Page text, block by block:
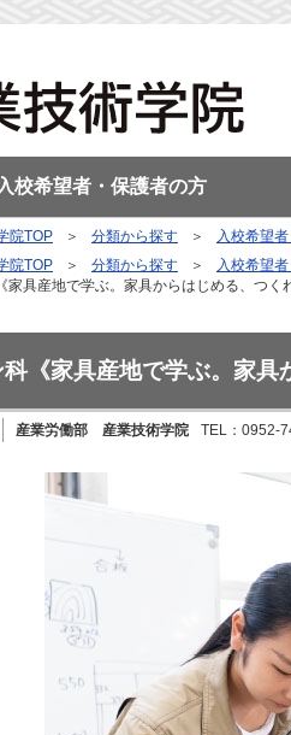
入校希望者・保護者の方
院TOP 分類から探す 入校希望
院TOP 分類から探す 入校希望
家具産地で学ぶ。家具からはじめる、つく
《家具産地で学ぶ。家具
産業労働部 産業技術学院 TEL：0952-